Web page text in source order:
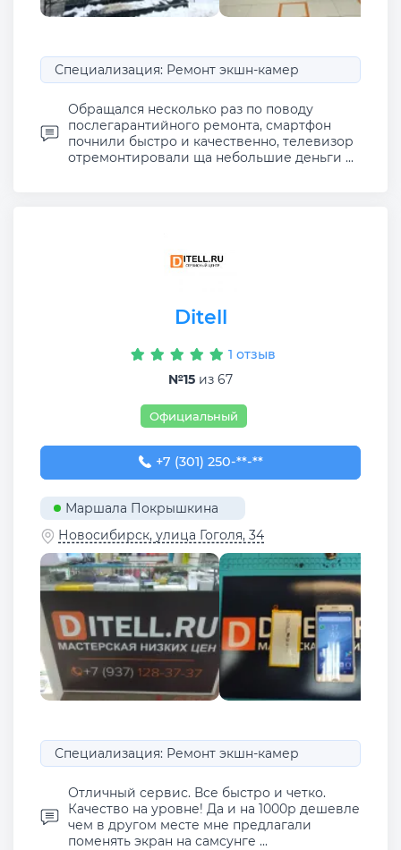
Специализация: Ремонт экшн-камер
Обращался несколько раз по поводу
послегарантийного ремонта, смартфон
почнили быстро и качественно, телевизор
отремонтировали ща небольшие деньги ...
Ditell
1 отзыв
№15 из 67
Официальный
+7 (301) 250-00-32
+7 (301) 250-**-**
Маршала Покрышкина
Новосибирск, улица Гоголя, 34
Специализация: Ремонт экшн-камер
Отличный сервис. Все быстро и четко.
Качество на уровне! Да и на 1000р дешевле
чем в другом месте мне предлагали
поменять экран на самсунге ...